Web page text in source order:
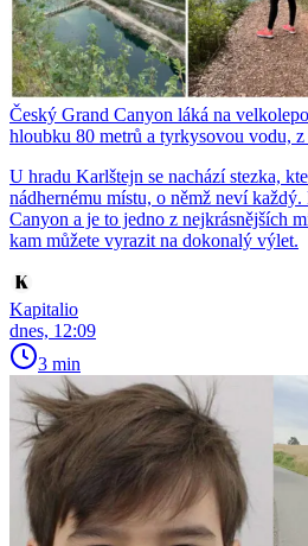
Český Grand Canyon láká na
hloubku 80 metrů a tyrkysovou vodu,
U hradu Karlštejn se nachází stezka,
nádhernému místu, o němž neví
Canyon a je to jedno z nejkrásnějších
kam můžete vyrazit na dokonalý výlet.
Kapitalio
dnes, 12:09
3 min